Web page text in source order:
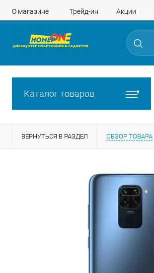
О магазине Трейд-ин Акции
Каталог товаров
ВЕРНУТЬСЯ В РАЗДЕЛ ОБЗОР ТОВАРА